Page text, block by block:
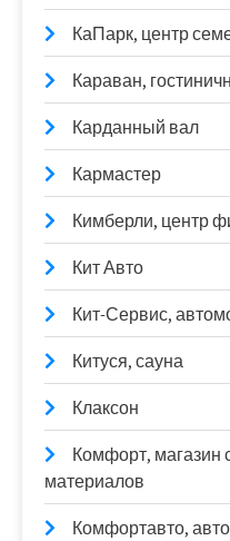
КаПарк, центр
Караван,
Карданный вал
Кармастер
Кимберли, центр
Кит Авто
Кит-Сервис,
Китуся, сауна
Клаксон
Комфорт, магазин
материалов
Комфортавто,